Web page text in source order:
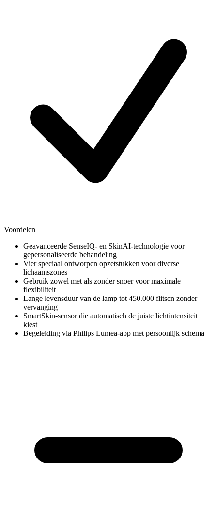
Voordelen
Geavanceerde SenseIQ- en SkinAI-technologie voor
gepersonaliseerde behandeling
Vier speciaal ontworpen opzetstukken voor diverse
lichaamszones
Gebruik zowel met als zonder snoer voor maximale
flexibiliteit
Lange levensduur van de lamp tot 450.000 flitsen zonder
vervanging
SmartSkin-sensor die automatisch de juiste lichtintensiteit
kiest
Begeleiding via Philips Lumea-app met persoonlijk schema